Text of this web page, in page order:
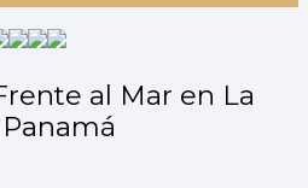
al Mar en La